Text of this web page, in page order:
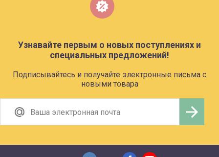
Узнавайте первым о новых поступлениях и
специальных предложений!
Подписывайтесь и получайте электронные письма с
новыми товара